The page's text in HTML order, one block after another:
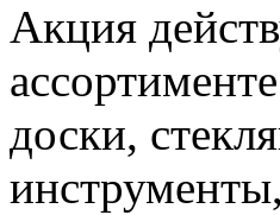
Акция
доски,